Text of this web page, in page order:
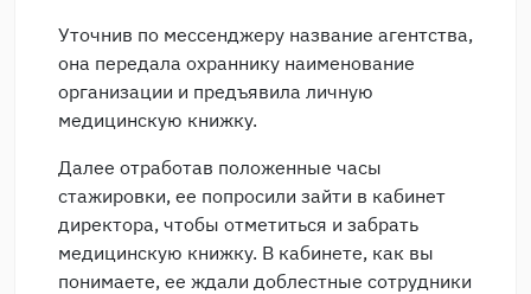
Уточнив по мессенджеру название агентства,
она передала охраннику наименование
организации и предъявила личную
медицинскую книжку.
Далее отработав положенные часы
стажировки, ее попросили зайти в кабинет
директора, чтобы отметиться и забрать
медицинскую книжку. В кабинете, как вы
понимаете, ее ждали доблестные сотрудники